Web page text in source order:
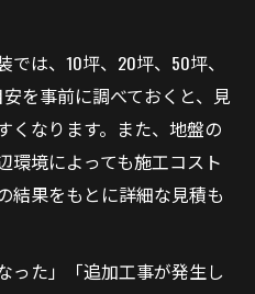
は、10坪、20坪、50坪、
を事前に調べておくと、見
くなります。また、地盤の
環境によっても施工コスト
結果をもとに詳細な見積も
った」「追加工事が発生し